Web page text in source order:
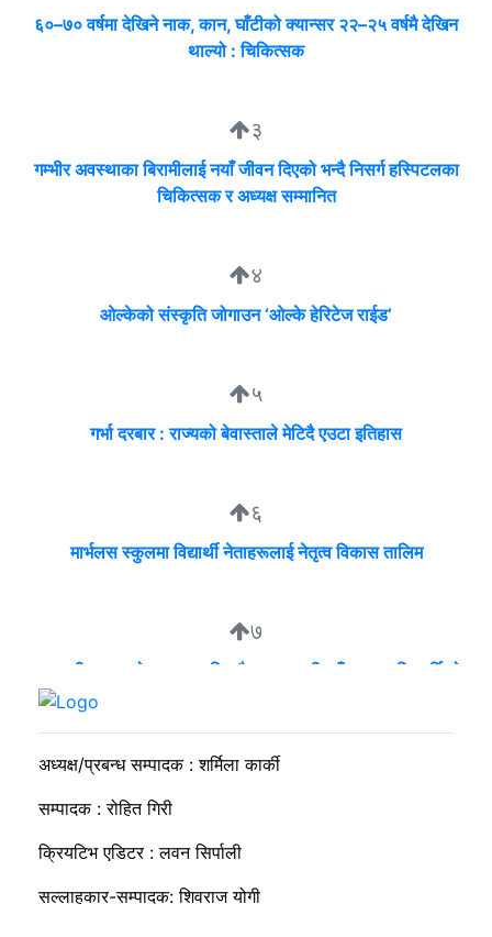
६०–७० वर्षमा देखिने नाक, कान, घाँटीको क्यान्सर २२–२५ वर्षमै देखिन
थाल्यो : चिकित्सक
३
गम्भीर अवस्थाका बिरामीलाई नयाँ जीवन दिएको भन्दै निसर्ग हस्पिटलका
चिकित्सक र अध्यक्ष सम्मानित
४
ओल्केको संस्कृति जोगाउन ‘ओल्के हेरिटेज राईड’
५
गर्भा दरबार : राज्यको बेवास्ताले मेटिदै एउटा इतिहास
६
मार्भलस स्कुलमा विद्यार्थी नेताहरूलाई नेतृत्व विकास तालिम
७
व्यवसायी मुन्दडाको घरमा एकाबिहानै खानतलासी, पाँच घन्टापछि फर्कियो
अध्यक्ष/प्रबन्ध सम्पादक : शर्मिला कार्की
सम्पादक : रोहित गिरी
क्रियटिभ एडिटर : लवन सिर्पाली
सल्लाहकार-सम्पादक: शिवराज योगी